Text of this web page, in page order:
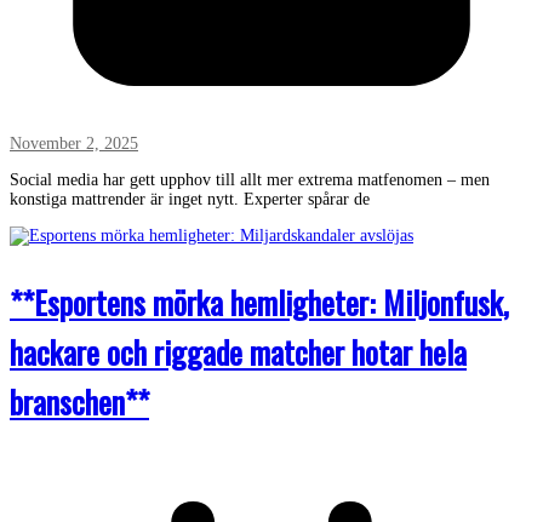
November 2, 2025
Social media har gett upphov till allt mer extrema matfenomen – men
konstiga mattrender är inget nytt. Experter spårar de
**Esportens mörka hemligheter: Miljonfusk,
hackare och riggade matcher hotar hela
branschen**